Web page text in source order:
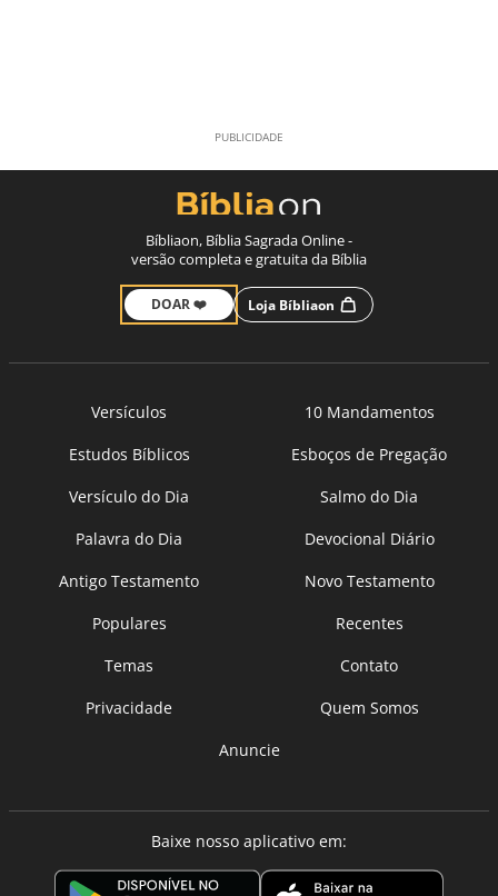
Bíbliaon, Bíblia Sagrada Online -
versão completa e gratuita da Bíblia
DOAR ❤️ Loja Bíbliaon
Versículos
10 Mandamentos
Estudos Bíblicos
Esboços de Pregação
Versículo do Dia
Salmo do Dia
Palavra do Dia
Devocional Diário
Antigo Testamento
Novo Testamento
Populares
Recentes
Temas
Contato
Privacidade
Quem Somos
Anuncie
Baixe nosso aplicativo em: